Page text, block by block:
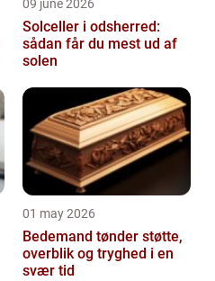
09 june 2026
Solceller i odsherred:
sådan får du mest ud af
solen
01 may 2026
Bedemand tønder støtte,
overblik og tryghed i en
svær tid